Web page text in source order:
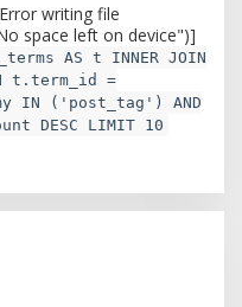
writing file
space left on device")]
AS t INNER JOIN
t.term_id =
IN ('post_tag') AND
DESC LIMIT 10